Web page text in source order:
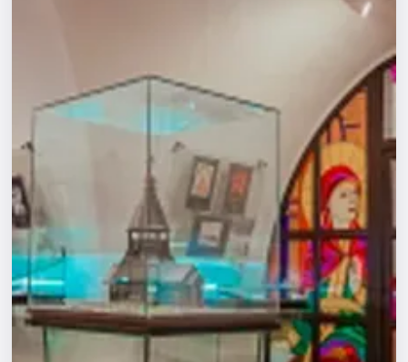
Спорт
События
Города
Площадки
Артисты
Рейтинги